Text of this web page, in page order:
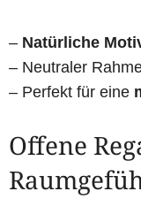
– Natürliche
– Neutraler
– Perfekt für eine
Offene